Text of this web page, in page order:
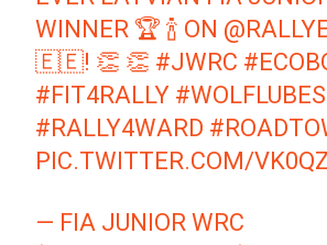
WINNER 🏆 🍾 ON
🇪🇪! 👏 👏 #JWRC
#FIT4RALLY #WOLFLUBES
#RALLY4WARD
PIC.TWITTER.COM/
— FIA JUNIOR WRC